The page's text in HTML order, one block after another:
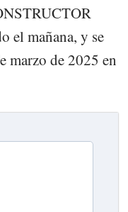
el mañana, y se
marzo de 2025 en